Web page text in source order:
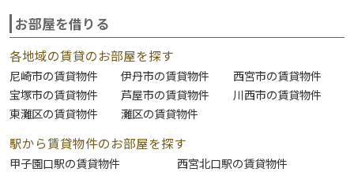
お部屋を借りる
各地域の賃貸のお部屋を探す
尼崎市の賃貸物件 伊丹市の賃貸物件
西宮市の賃貸物件
宝塚市の賃貸物件
芦屋市の賃貸物件
川西市の賃貸物件
東灘区の賃貸物件
灘区の賃貸物件
駅から賃貸物件のお部屋を探す
甲子園口駅の賃貸物件
西宮北口駅の賃貸物件